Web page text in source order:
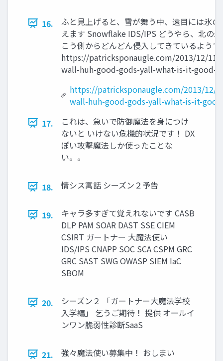
16.
ふと見上げると、雪が舞う中、遠目には氷の
えます Snowﬂake IDS/IPS どうやら、北の
こう側からどんどん侵入してきているようで
https://patricksponaugle.com/2013/12/11/
wall-huh-good-gods-yall-what-is-it-good-
https://patricksponaugle.com/2013/12/
wall-huh-good-gods-yall-what-is-it-
17.
これは、急いで防御魔法を身につけ
ないと いけない危機的状況です！ DX
ぽい攻撃魔法しか使ったことな
い。。
18. 情シス寓話 シーズン２予告
19.
キャラ多すぎて覚えれないです CASB
DLP PAM SOAR DAST SSE CIEM
CSIRT ガートナー 大魔法使い
IDS/IPS CNAPP SOC SCA CSPM GRC
GRC SAST SWG OWASP SIEM IaC
SBOM
20.
シーズン２ 「ガートナー大魔法学校
入学編」 乞うご期待！ 提供 オールイ
ンワン脆弱性診断SaaS
21. 強々魔法使い募集中！ おしまい